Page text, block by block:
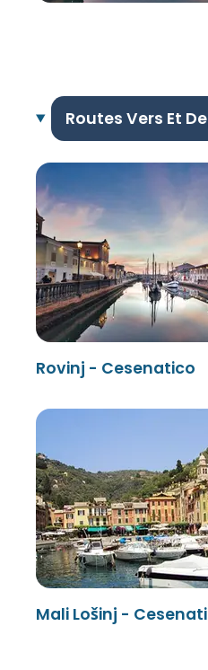
Routes Vers Et
Rovinj - Cesenatico
Mali Lošinj -